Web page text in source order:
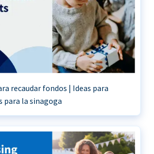
recaudar fondos | Ideas para
para la sinagoga